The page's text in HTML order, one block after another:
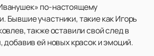
по-настоящему
Бывшие участники, такие как Игорь
также оставили свой след в
добавив ей новых красок и эмоций.